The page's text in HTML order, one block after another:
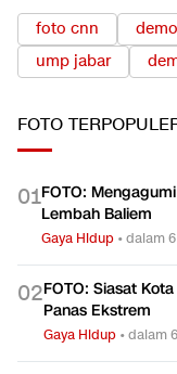
foto cnn
ump jabar
FOTO
01FOTO:
Lembah Baliem
Gaya Hidup •dalam
02FOTO: Siasat
Panas Ekstrem
Gaya Hidup •dalam